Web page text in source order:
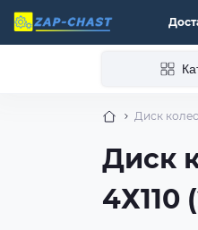
Диск
Диск
4Х110